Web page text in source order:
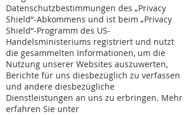
Datenschutzbestimmungen des „Privacy
Shield“-Abkommens und ist beim „Privacy
Shield“-Programm des US-
Handelsministeriums registriert und nutzt
die gesammelten Informationen, um die
Nutzung unserer Websites auszuwerten,
Berichte für uns diesbezüglich zu verfassen
und andere diesbezügliche
Dienstleistungen an uns zu erbringen. Mehr
erfahren Sie unter